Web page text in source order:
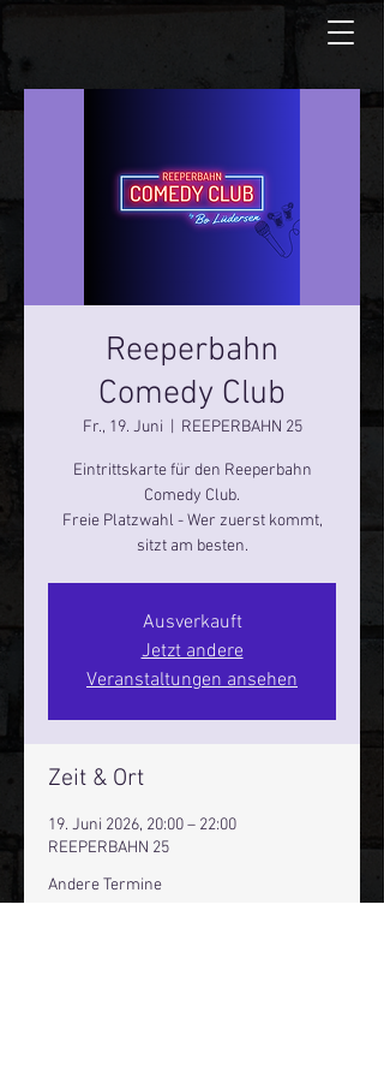
Reeperbahn
Comedy Club
Fr., 19. Juni REEPERBAHN 25
Eintrittskarte für den Reeperbahn
Comedy Club.
Freie Platzwahl - Wer zuerst kommt,
sitzt am besten.
Ausverkauft
Jetzt andere
Veranstaltungen ansehen
Zeit & Ort
19. Juni 2026, 20:00 – 22:00
REEPERBAHN 25
Andere Termine